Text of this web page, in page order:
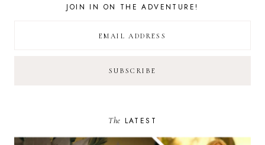
JOIN IN ON THE ADVENTURE!
The LATEST